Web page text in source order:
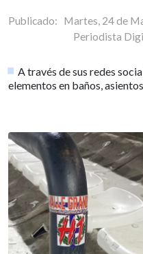
Publicado: Martes, 24 de
Periodista
A través de sus redes
elementos en baños,